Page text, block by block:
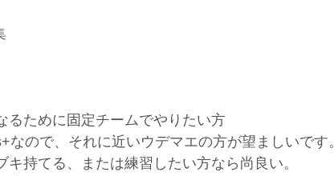
るために固定チームでやりたい方
なので、それに近いウデマエの方が望ましいです
キ持てる、または練習したい方なら尚良い。